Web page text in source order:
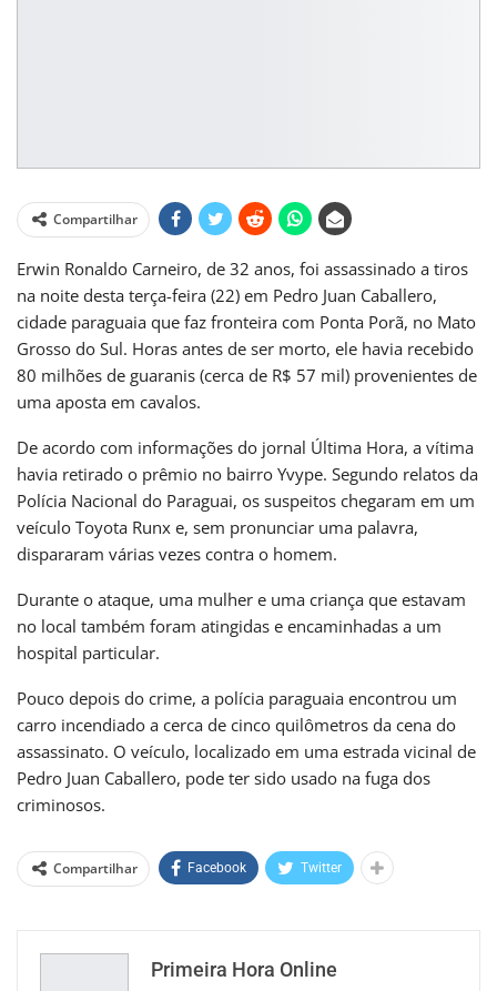
Compartilhar
Erwin Ronaldo Carneiro, de 32 anos, foi assassinado a tiros
na noite desta terça-feira (22) em Pedro Juan Caballero,
cidade paraguaia que faz fronteira com Ponta Porã, no Mato
Grosso do Sul. Horas antes de ser morto, ele havia recebido
80 milhões de guaranis (cerca de R$ 57 mil) provenientes de
uma aposta em cavalos.
De acordo com informações do jornal Última Hora, a vítima
havia retirado o prêmio no bairro Yvype. Segundo relatos da
Polícia Nacional do Paraguai, os suspeitos chegaram em um
veículo Toyota Runx e, sem pronunciar uma palavra,
dispararam várias vezes contra o homem.
Durante o ataque, uma mulher e uma criança que estavam
no local também foram atingidas e encaminhadas a um
hospital particular.
Pouco depois do crime, a polícia paraguaia encontrou um
carro incendiado a cerca de cinco quilômetros da cena do
assassinato. O veículo, localizado em uma estrada vicinal de
Pedro Juan Caballero, pode ter sido usado na fuga dos
criminosos.
Compartilhar Facebook Twitter
Primeira Hora Online